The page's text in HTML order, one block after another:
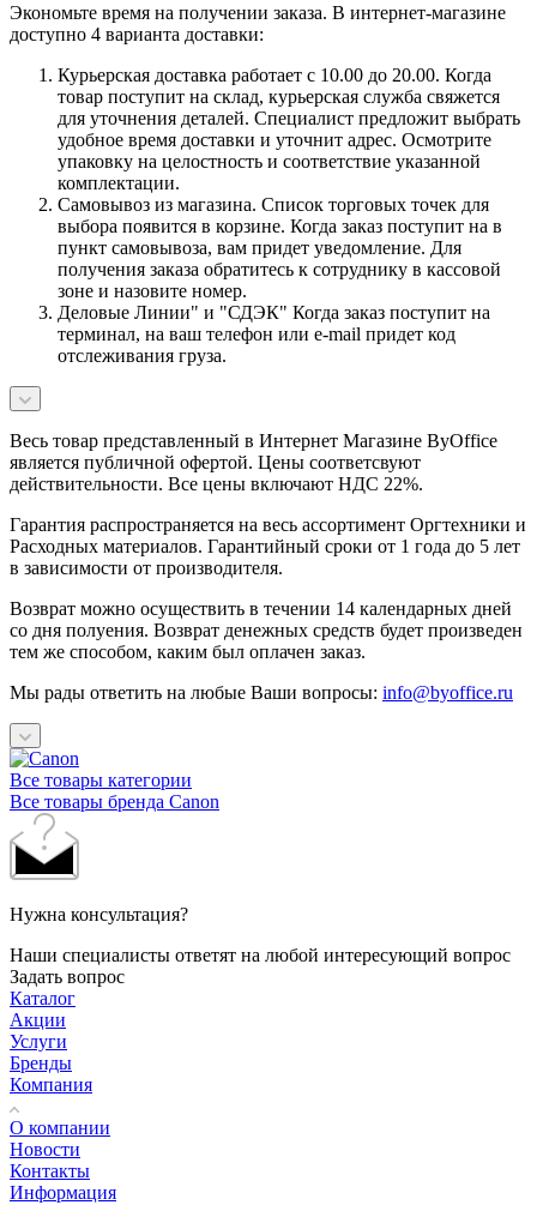
Экономьте время на получении заказа. В интернет-магазине
доступно 4 варианта доставки:
Курьерская доставка работает с 10.00 до 20.00. Когда
товар поступит на склад, курьерская служба свяжется
для уточнения деталей. Специалист предложит выбрать
удобное время доставки и уточнит адрес. Осмотрите
упаковку на целостность и соответствие указанной
комплектации.
Самовывоз из магазина. Список торговых точек для
выбора появится в корзине. Когда заказ поступит на в
пункт самовывоза, вам придет уведомление. Для
получения заказа обратитесь к сотруднику в кассовой
зоне и назовите номер.
Деловые Линии" и "СДЭК" Когда заказ поступит на
терминал, на ваш телефон или e-mail придет код
отслеживания груза.
Весь товар представленный в Интернет Магазине ByOffice
является публичной офертой. Цены соответсвуют
действительности. Все цены включают НДС 22%.
Гарантия распространяется на весь ассортимент Оргтехники и
Расходных материалов. Гарантийный сроки от 1 года до 5 лет
в зависимости от производителя.
Возврат можно осуществить в течении 14 календарных дней
со дня полуения. Возврат денежных средств будет произведен
тем же способом, каким был оплачен заказ.
Мы рады ответить на любые Ваши вопросы: info@byoffice.ru
Все товары категории
Все товары бренда Canon
Нужна консультация?
Наши специалисты ответят на любой интересующий вопрос
Задать вопрос
Каталог
Акции
Услуги
Бренды
Компания
О компании
Новости
Контакты
Информация